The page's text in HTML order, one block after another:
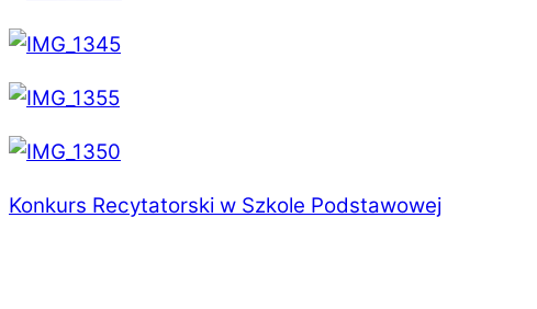
Konkurs Recytatorski w Szkole Podstawowej